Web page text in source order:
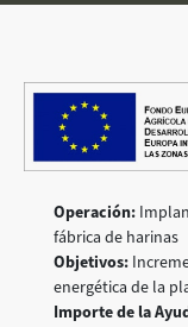
Operación:
fábrica de harinas
Objetivos:
energética de la
Importe de la